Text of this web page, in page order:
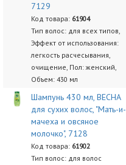
7129
Код товара: 61904
Тип волос: для всех типов,
Эффект от использования:
легкость расчесывания,
очищение, Пол: женский,
Объем: 430 мл
Шампунь 430 мл, ВЕСНА
для сухих волос, "Мать-и-
мачеха и овсяное
молочко", 7128
Код товара: 61902
Тип волос: для волос